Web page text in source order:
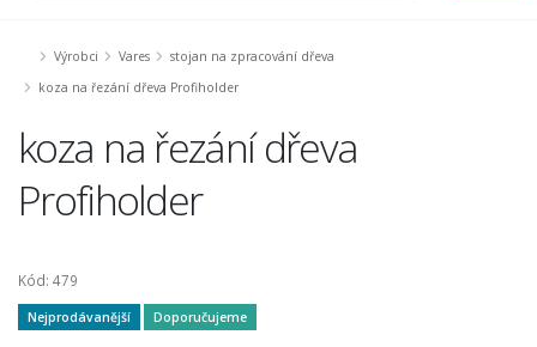
Výrobci Vares
stojan na zpracování dřeva
koza na řezání dřeva Profiholder
koza na řezání dřeva
Profiholder
Kód: 479
Nejprodávanější Doporučujeme